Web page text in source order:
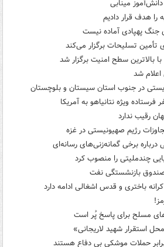
مینابی
را هدف قرار دادیم
جنگ پهپادی آماده نیست
تأمین تسلیحات برگزار می‌کند
شد
در جنوب استان سیستان و بلوچستان
ویژه نتانیاهو به آمریکا
رقیب ندارد
درباره برخی گمانه‌زنی‌های رسانه‌ای
چندملیتی را منصوب کرد
باختری و قدس اشغالی ادامه دارد
مسلح برای پاسخ پُر است
استقرار شهید لاریجانی»
حملات موشکی بی دفاع هستند